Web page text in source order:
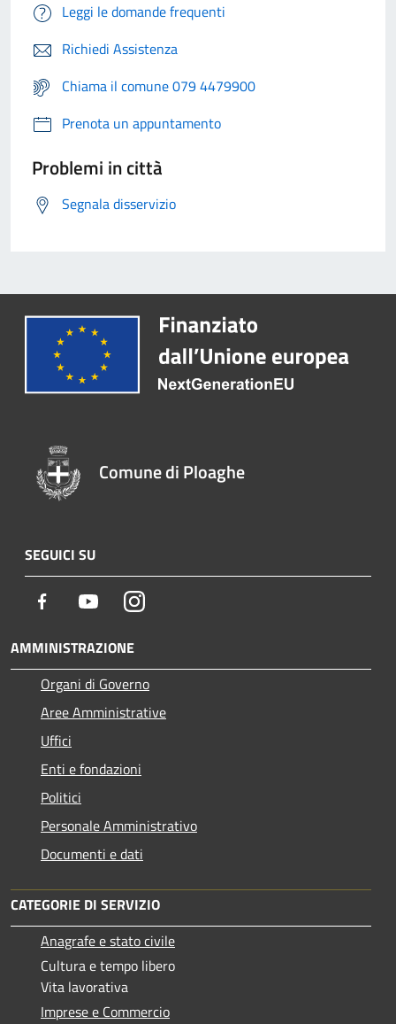
Leggi le domande frequenti
Richiedi Assistenza
Chiama il comune 079 4479900
Prenota un appuntamento
Problemi in città
Segnala disservizio
Comune di Ploaghe
SEGUICI SU
Facebook YoutubeInstagram
AMMINISTRAZIONE
Organi di Governo
Aree Amministrative
Uffici
Enti e fondazioni
Politici
Personale Amministrativo
Documenti e dati
CATEGORIE DI SERVIZIO
Anagrafe e stato civile
Cultura e tempo libero
Vita lavorativa
Imprese e Commercio